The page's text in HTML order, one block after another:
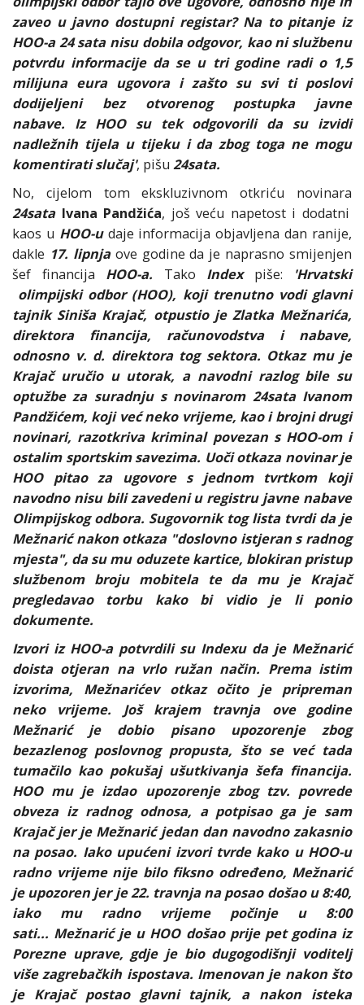
zaveo u javno dostupni registar? Na to pitanje iz
HOO-a 24 sata nisu dobila odgovor, kao ni službenu
potvrdu informacije da se u tri godine radi o 1,5
milijuna eura ugovora i zašto su svi ti poslovi
dodijeljeni bez otvorenog postupka javne
nabave. Iz HOO su tek odgovorili da su izvidi
nadležnih tijela u tijeku i da zbog toga ne mogu
komentirati slučaj', pišu 24sata.
No, cijelom tom ekskluzivnom otkriću novinara
24sata Ivana Pandžića, još veću napetost i dodatni
kaos u HOO-udaje informacija objavljena dan ranije,
dakle 17. lipnjaove godine da je naprasno smijenjen
šef financija HOO-a. Tako Index piše:
'Hrvatski
olimpijski odbor (HOO), koji trenutno vodi glavni
tajnik Siniša Krajač, otpustio je Zlatka Mežnarića,
direktora financija, računovodstva i nabave,
odnosno v. d. direktora tog sektora. Otkaz mu je
Krajač uručio u utorak, a navodni razlog bile su
optužbe za suradnju s novinarom 24sata Ivanom
Pandžićem, koji već neko vrijeme, kao i brojni drugi
novinari, razotkriva kriminal povezan s HOO-om i
ostalim sportskim savezima. Uoči otkaza novinar je
HOO pitao za ugovore s jednom tvrtkom koji
navodno nisu bili zavedeni u registru javne nabave
Olimpijskog odbora. Sugovornik tog lista tvrdi da je
Mežnarić nakon otkaza "doslovno istjeran s radnog
mjesta", da su mu oduzete kartice, blokiran pristup
službenom broju mobitela te da mu je Krajač
pregledavao torbu kako bi vidio je li ponio
dokumente.
Izvori iz HOO-a potvrdili su Indexu da je Mežnarić
doista otjeran na vrlo ružan način. Prema istim
izvorima, Mežnarićev otkaz očito je pripreman
neko vrijeme. Još krajem travnja ove godine
Mežnarić je dobio pisano upozorenje zbog
bezazlenog poslovnog propusta, što se već tada
tumačilo kao pokušaj ušutkivanja šefa financija.
HOO mu je izdao upozorenje zbog tzv. povrede
obveza iz radnog odnosa, a potpisao ga je sam
Krajač jer je Mežnarić jedan dan navodno zakasnio
na posao. Iako upućeni izvori tvrde kako u HOO-u
radno vrijeme nije bilo fiksno određeno, Mežnarić
je upozoren jer je 22. travnja na posao došao u 8:40,
iako mu radno vrijeme počinje u 8:00
sati... Mežnarić je u HOO došao prije pet godina iz
Porezne uprave, gdje je bio dugogodišnji voditelj
više zagrebačkih ispostava. Imenovan je nakon što
je Krajač postao glavni tajnik, a nakon isteka